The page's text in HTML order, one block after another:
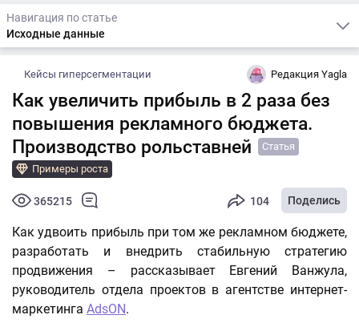
Навигация по статье
Исходные данные
Кейсы гиперсегментации Редакция Yagla
Как увеличить прибыль в 2 раза без
повышения рекламного бюджета.
Производство рольставней
Статья
Примеры роста
365215 104 Поделись
Как удвоить прибыль при том же рекламном бюджете,
разработать и внедрить стабильную стратегию
продвижения – рассказывает Евгений Ванжула,
руководитель отдела проектов в агентстве интернет-
маркетинга AdsON.